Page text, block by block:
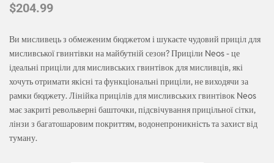
$204.99
Ви мисливець з обмеженим бюджетом і шукаєте чудовий приціл для
мисливської гвинтівки на майбутній сезон? Приціли Neos - це
ідеальні приціли для мисливських гвинтівок для мисливців, які
хочуть отримати якісні та функціональні приціли, не виходячи за
рамки бюджету. Лінійка прицілів для мисливських гвинтівок Neos
має закриті револьверні башточки, підсвічування прицільної сітки,
лінзи з багатошаровим покриттям, водонепроникність та захист від
туману.